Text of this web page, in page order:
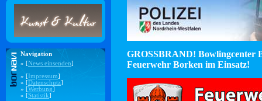
Navigation
» [News einsenden]
» [Impressum]
» [Datenschutz]
» [Werbung]
» [Statistik]
GROSSBRAND! Bowlingcenter
Feuerwehr Borken im Einsatz!